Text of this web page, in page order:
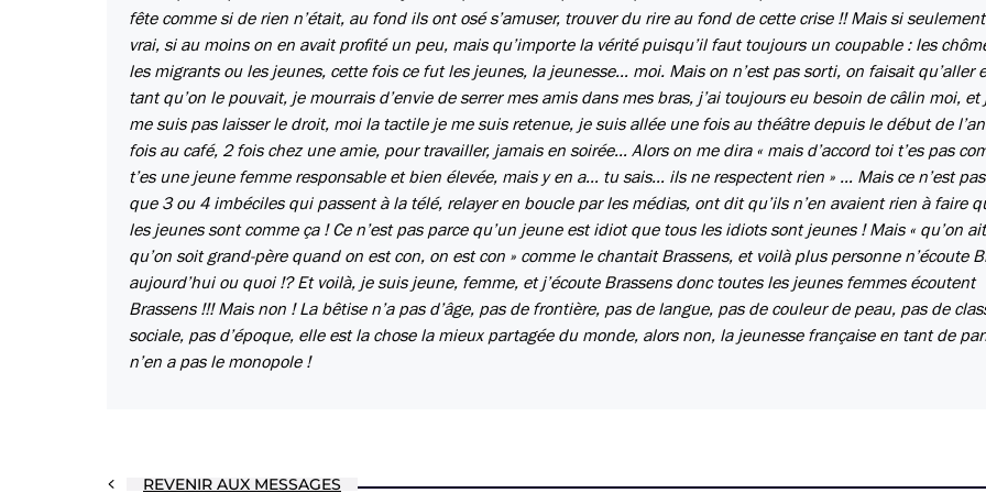
fête comme si de rien n’était, au fond ils ont osé s’amuser, trouver du rire au fond de cette crise !! Mais si seulement
vrai, si au moins on en avait profité un peu, mais qu’importe la vérité puisqu’il faut toujours un coupable : les
les migrants ou les jeunes, cette fois ce fut les jeunes, la jeunesse… moi. Mais on n’est pas sorti, on faisait qu’aller
tant qu’on le pouvait, je mourrais d’envie de serrer mes amis dans mes bras, j’ai toujours eu besoin de câlin moi, et
me suis pas laisser le droit, moi la tactile je me suis retenue, je suis allée une fois au théâtre depuis le début de
fois au café, 2 fois chez une amie, pour travailler, jamais en soirée… Alors on me dira « mais d’accord toi t’es pas
t’es une jeune femme responsable et bien élevée, mais y en a… tu sais… ils ne respectent rien » … Mais ce n’est
que 3 ou 4 imbéciles qui passent à la télé, relayer en boucle par les médias, ont dit qu’ils n’en avaient rien à faire
les jeunes sont comme ça ! Ce n’est pas parce qu’un jeune est idiot que tous les idiots sont jeunes ! Mais « qu’on
qu’on soit grand-père quand on est con, on est con » comme le chantait Brassens, et voilà plus personne n’écoute
aujourd’hui ou quoi !? Et voilà, je suis jeune, femme, et j’écoute Brassens donc toutes les jeunes femmes écoutent
Brassens !!! Mais non ! La bêtise n’a pas d’âge, pas de frontière, pas de langue, pas de couleur de peau, pas de
sociale, pas d’époque, elle est la chose la mieux partagée du monde, alors non, la jeunesse française en tant de
n’en a pas le monopole !
REVENIR AUX MESSAGES